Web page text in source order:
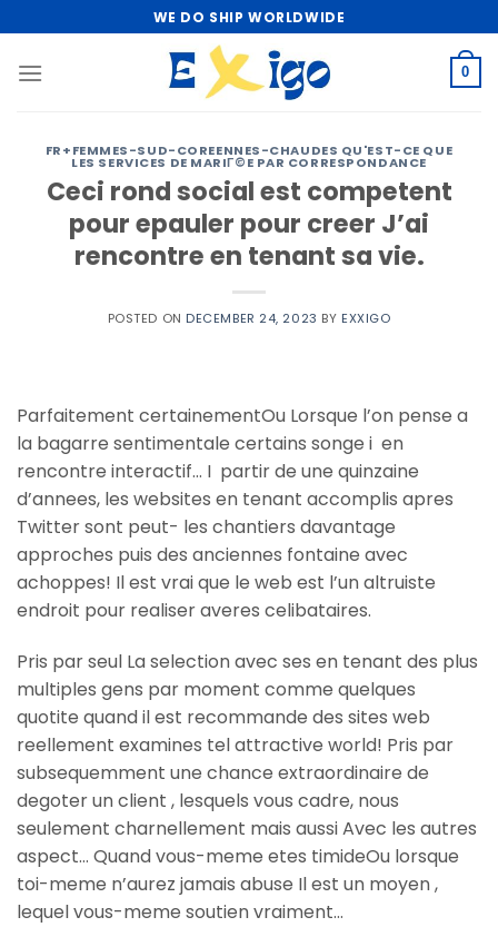
to
content
WE DO SHIP WORLDWIDE
0
FR+FEMMES-SUD-COREENNES-CHAUDES QU'EST-CE QUE
LES SERVICES DE MARIГ©E PAR CORRESPONDANCE
Ceci rond social est competent
pour epauler pour creer J’ai
rencontre en tenant sa vie.
POSTED ON DECEMBER 24, 2023 BY EXXIGO
Parfaitement certainementOu Lorsque l’on pense a
la bagarre sentimentale certains songe i en
rencontre interactif… I partir de une quinzaine
d’annees, les websites en tenant accomplis apres
Twitter sont peut- les chantiers davantage
approches puis des anciennes fontaine avec
achoppes! Il est vrai que le web est l’un altruiste
endroit pour realiser averes celibataires.
Pris par seul La selection avec ses en tenant des plus
multiples gens par moment comme quelques
quotite quand il est recommande des sites web
reellement examines tel attractive world! Pris par
subsequemment une chance extraordinaire de
degoter un client , lesquels vous cadre, nous
seulement charnellement mais aussi Avec les autres
aspect… Quand vous-meme etes timideOu lorsque
toi-meme n’aurez jamais abuse Il est un moyen ,
lequel vous-meme soutien vraiment…